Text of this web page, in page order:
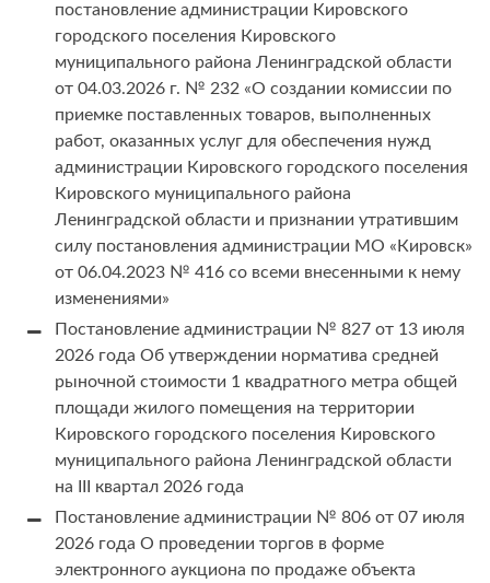
постановление администрации Кировского
городского поселения Кировского
муниципального района Ленинградской области
от 04.03.2026 г. № 232 «О создании комиссии по
приемке поставленных товаров, выполненных
работ, оказанных услуг для обеспечения нужд
администрации Кировского городского поселения
Кировского муниципального района
Ленинградской области и признании утратившим
силу постановления администрации МО «Кировск»
от 06.04.2023 № 416 со всеми внесенными к нему
изменениями»
Постановление администрации № 827 от 13 июля
2026 года Об утверждении норматива средней
рыночной стоимости 1 квадратного метра общей
площади жилого помещения на территории
Кировского городского поселения Кировского
муниципального района Ленинградской области
на III квартал 2026 года
Постановление администрации № 806 от 07 июля
2026 года О проведении торгов в форме
электронного аукциона по продаже объекта